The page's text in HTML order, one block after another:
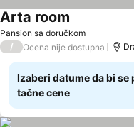
Pansion sa doručkom
Arta room
/ Ocena nije dostupna
Izaberi datume da bi se
tačne cene